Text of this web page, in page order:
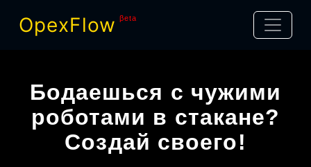
OpexFlow βeta
Бодаешься с чужими
роботами в стакане?
Создай своего!